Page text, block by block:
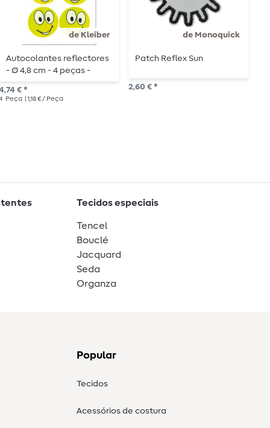
de Kleiber
Autocolantes reflectores
- Ø 4,8 cm - 4 peças -
amarelo néon
€ *
Peça | 1,18 € / Peça
de Monoquick
Patch Reflex Sun
2,60 € *
Tecidos especiais
Tencel
Bouclé
Jacquard
Seda
Organza
Popular
Tecidos
Acessórios de costura